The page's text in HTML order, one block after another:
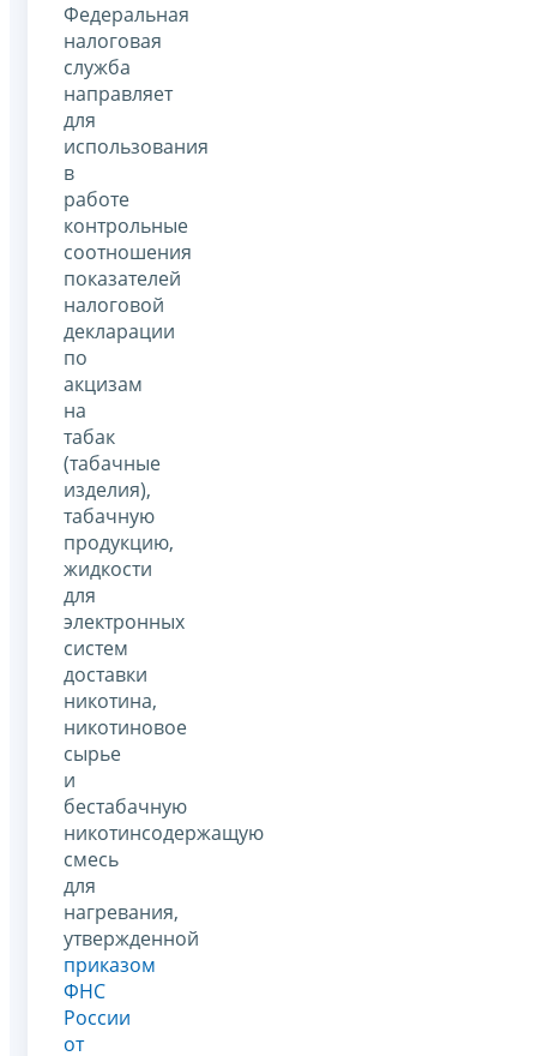
Федеральная
налоговая
служба
направляет
для
использования
в
работе
контрольные
соотношения
показателей
налоговой
декларации
по
акцизам
на
табак
(табачные
изделия),
табачную
продукцию,
жидкости
для
электронных
систем
доставки
никотина,
никотиновое
сырье
и
бестабачную
никотинсодержащую
смесь
для
нагревания,
утвержденной
приказом
ФНС
России
от